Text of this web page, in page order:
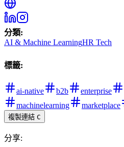
分類:
AI & Machine LearningHR Tech
標籤:
ai-native b2b enterprise
machinelearning
marketplace
複製連結 C
分享: